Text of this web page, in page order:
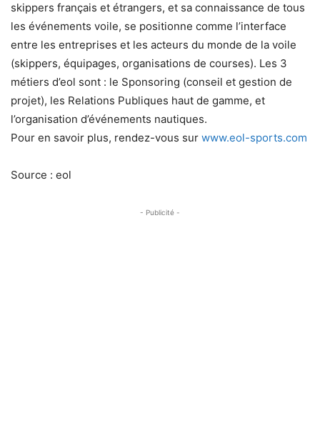
skippers français et étrangers, et sa connaissance de tous
les événements voile, se positionne comme l’interface
entre les entreprises et les acteurs du monde de la voile
(skippers, équipages, organisations de courses). Les 3
métiers d’eol sont : le Sponsoring (conseil et gestion de
projet), les Relations Publiques haut de gamme, et
l’organisation d’événements nautiques.
Pour en savoir plus, rendez-vous sur www.eol-sports.com
Source : eol
- Publicité -